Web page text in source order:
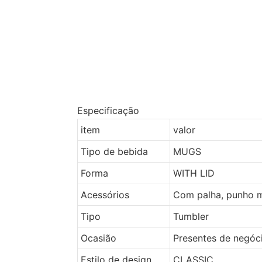
Especificação
item
valor
Tipo de bebida
MUGS
Forma
WITH LID
Acessórios
Com palha, punho
Tipo
Tumbler
Ocasião
Presentes de
Estilo de design
CLASSIC